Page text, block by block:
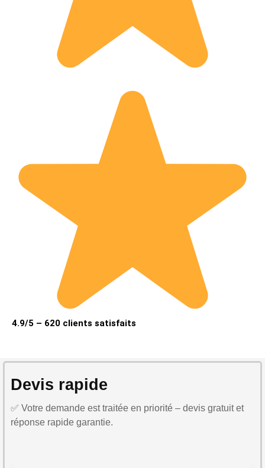
4.9/5 – 620 clients satisfaits
Devis rapide
✅ Votre demande est traitée en priorité – devis gratuit et
réponse rapide garantie.